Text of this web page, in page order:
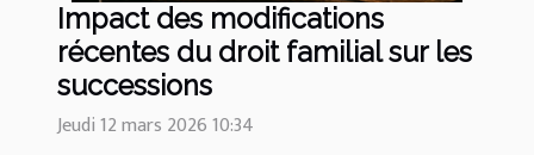
Impact des modifications
récentes du droit familial sur les
successions
Jeudi 12 mars 2026 10:34